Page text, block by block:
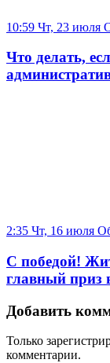
10:59 Чт, 23 июля
Что делать,
2:35 Чт, 16 июля
С победой!
главный приз
Добавить
Только
комментарии.